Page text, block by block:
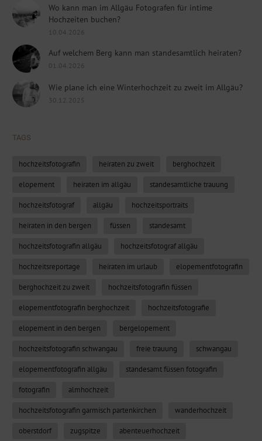
Wo kann man im Allgäu Fotografen für intime
Hochzeiten buchen?
10.04.2026
Auf welchem Berg kann man standesamtlich heiraten?
01.04.2026
Wie plane ich eine Winterhochzeit zu zweit im Allgäu?
30.12.2025
TAGS
hochzeitsfotografin heiraten zu zweit berghochzeit
elopement heiraten im allgäu standesamtliche trauung
hochzeitsfotograf allgäu hochzeitsportraits
heiraten in den bergen füssen standesamt
hochzeitsfotografin allgäu hochzeitsfotograf allgäu
hochzeitsreportage heiraten im urlaub elopementfotografin
berghochzeit zu zweit hochzeitsfotografin füssen
elopementfotografin berghochzeit hochzeitsfotografie
elopement in den bergen bergelopement
hochzeitsfotografin schwangau freie trauung schwangau
elopementfotografin allgäu standesamt füssen fotografin
fotografin almhochzeit
hochzeitsfotografin garmisch partenkirchen wanderhochzeit
oberstdorf zugspitze abenteuerhochzeit